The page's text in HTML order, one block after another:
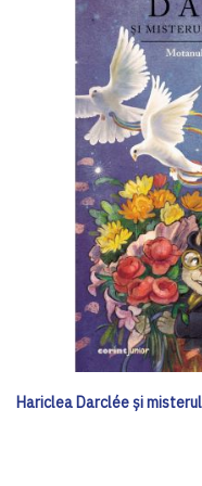
Hariclea Darclée și